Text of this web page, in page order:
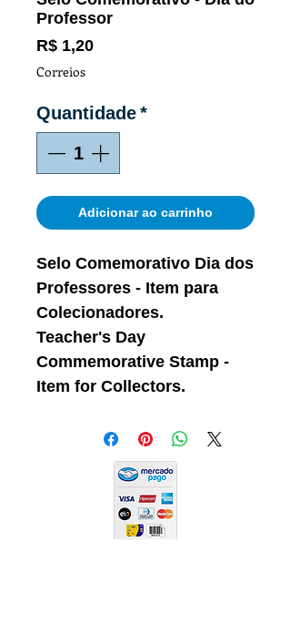
Professor
R$ 1,20Preço
Correios
Quantidade*
Adicionar ao carrinho
Selo Comemorativo Dia dos
Professores - Item para
Colecionadores.
Teacher's Day
Commemorative Stamp -
Item for Collectors.